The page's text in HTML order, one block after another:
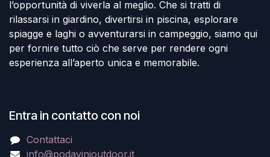
l’opportunità di viverla al meglio. Che si tratti di
rilassarsi in giardino, divertirsi in piscina, esplorare
spiagge e laghi o avventurarsi in campeggio, siamo qui
per fornire tutto ciò che serve per rendere ogni
esperienza all’aperto unica e memorabile.
Entra in contatto con noi
Contattaci
info@podavinioutdoor.it